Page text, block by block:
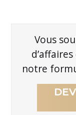
Vous
notre